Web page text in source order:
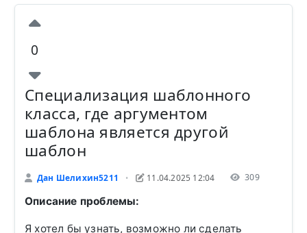
0
Специализация шаблонного
класса, где аргументом
шаблона является другой
шаблон
Дан Шелихин5211 • 11.04.2025 12:04 309
Описание проблемы:
Я хотел бы узнать, возможно ли сделать